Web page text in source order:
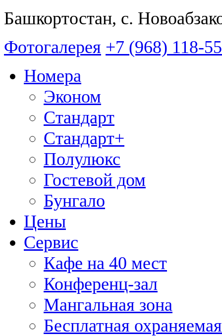
Башкортостан, с.
Фотогалерея +7 (968) 118-
Номера
Эконом
Стандарт
Стандарт+
Полулюкс
Гостевой дом
Бунгало
Цены
Сервис
Кафе на 40 мест
Конференц-зал
Мангальная зона
Бесплатная